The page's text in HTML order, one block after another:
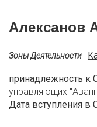
Алексанов
Зоны Деятельности-
принадлежность к
управляющих
Дата вступления в